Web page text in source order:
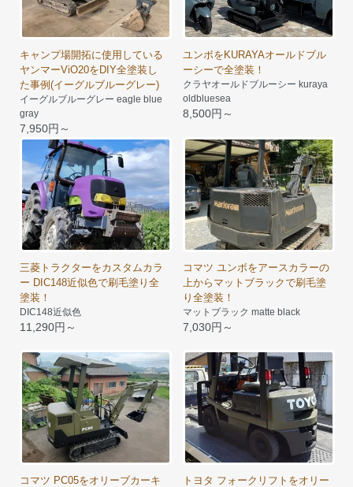
キャンプ場開拓に使用している
ヤンマーViO20をDIY全塗装し
た事例(イーグルブルーグレー)
イーグルブルーグレー eagle blue
gray
7,950円～
ユンボをKURAYAオールドブル
ーシーで全塗装！
クラヤオールドブルーシー kuraya
oldbluesea
8,500円～
三菱トラクターをカスタムカラ
ー DIC148近似色で刷毛塗り全
塗装！
DIC148近似色
11,290円～
コマツ ユンボをアースカラーの
上からマットブラックで刷毛塗
り全塗装！
マットブラック matte black
7,030円～
コマツ PC05をオリーブカーキ
トヨタ フォークリフトをオリー